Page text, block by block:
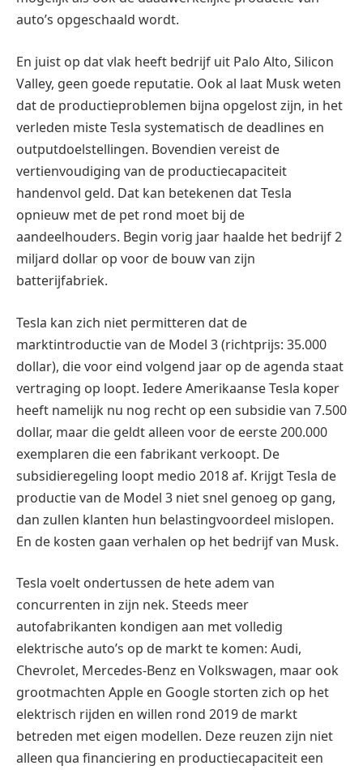
auto’s opgeschaald wordt.
En juist op dat vlak heeft bedrijf uit Palo Alto, Silicon
Valley, geen goede reputatie. Ook al laat Musk weten
dat de productieproblemen bijna opgelost zijn, in het
verleden miste Tesla systematisch de deadlines en
outputdoelstellingen. Bovendien vereist de
vertienvoudiging van de productiecapaciteit
handenvol geld. Dat kan betekenen dat Tesla
opnieuw met de pet rond moet bij de
aandeelhouders. Begin vorig jaar haalde het bedrijf 2
miljard dollar op voor de bouw van zijn
batterijfabriek.
Tesla kan zich niet permitteren dat de
marktintroductie van de Model 3 (richtprijs: 35.000
dollar), die voor eind volgend jaar op de agenda staat
vertraging op loopt. Iedere Amerikaanse Tesla koper
heeft namelijk nu nog recht op een subsidie van 7.500
dollar, maar die geldt alleen voor de eerste 200.000
exemplaren die een fabrikant verkoopt. De
subsidieregeling loopt medio 2018 af. Krijgt Tesla de
productie van de Model 3 niet snel genoeg op gang,
dan zullen klanten hun belastingvoordeel mislopen.
En de kosten gaan verhalen op het bedrijf van Musk.
Tesla voelt ondertussen de hete adem van
concurrenten in zijn nek. Steeds meer
autofabrikanten kondigen aan met volledig
elektrische auto’s op de markt te komen: Audi,
Chevrolet, Mercedes-Benz en Volkswagen, maar ook
grootmachten Apple en Google storten zich op het
elektrisch rijden en willen rond 2019 de markt
betreden met eigen modellen. Deze reuzen zijn niet
alleen qua financiering en productiecapaciteit een